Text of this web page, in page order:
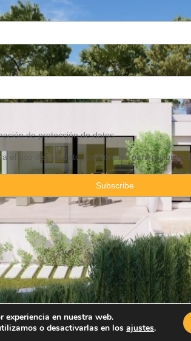
deprotecciónde datos
el uso de mis datos personales para recibir
Spain By JadeVillas S.L. ·Aviso legal·
en nuestra web.
o desactivarlas en losajustes.